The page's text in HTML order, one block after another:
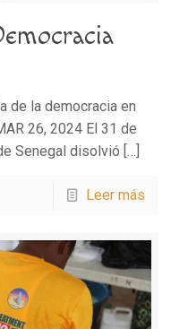
de la democracia en
26, 2024 El 31 de
Senegal disolvió […]
Leer más